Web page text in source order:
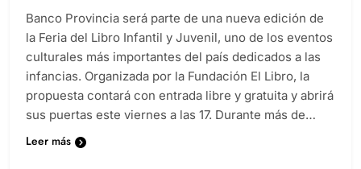
Banco Provincia será parte de una nueva edición de
la Feria del Libro Infantil y Juvenil, uno de los eventos
culturales más importantes del país dedicados a las
infancias. Organizada por la Fundación El Libro, la
propuesta contará con entrada libre y gratuita y abrirá
sus puertas este viernes a las 17. Durante más de…
Leer más